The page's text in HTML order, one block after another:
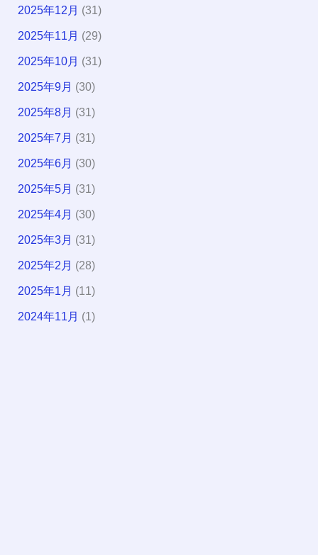
2025年12月 (31)
2025年11月 (29)
2025年10月 (31)
2025年9月 (30)
2025年8月 (31)
2025年7月 (31)
2025年6月 (30)
2025年5月 (31)
2025年4月 (30)
2025年3月 (31)
2025年2月 (28)
2025年1月 (11)
2024年11月 (1)